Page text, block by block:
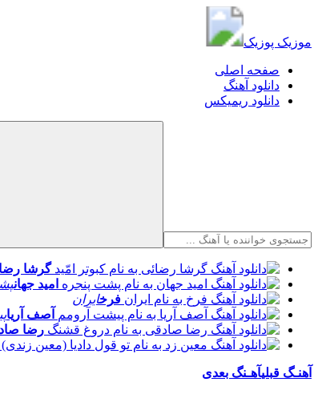
موزیک پوزیک
صفحه اصلی
دانلود آهنگ
دانلود ریمیکس
گرشا
امید جهان
فرخایران
آصف آریا
رضا
آهنـگ قبلیآهـنگ بعدی